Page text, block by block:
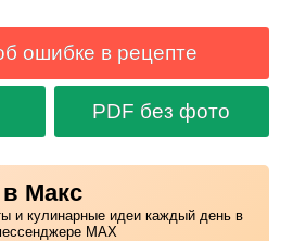
ошибке в рецепте
PDF без фото
Макс
и кулинарные идеи каждый день в
MAX